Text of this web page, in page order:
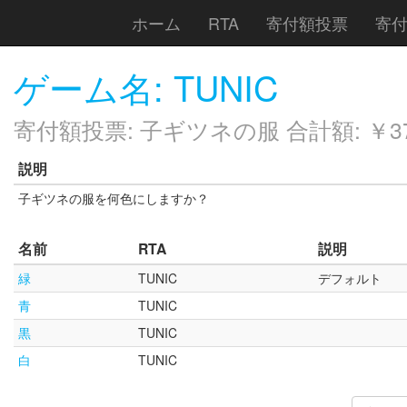
ホーム RTA 寄付額投票 寄
ゲーム名: TUNIC
寄付額投票: 子ギツネの服 合計額: ￥
説明
子ギツネの服を何色にしますか？
名前 RTA 説明
緑 TUNIC
デフォルト
青
TUNIC
黒
TUNIC
白
TUNIC